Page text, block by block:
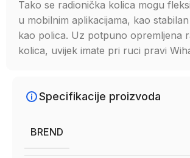
Tako se radionička kolica mogu
u mobilnim aplikacijama, kao
kao polica. Uz potpuno opremljena
kolica, uvijek imate pri ruci pravi
Specifikacije proizvoda
BREND